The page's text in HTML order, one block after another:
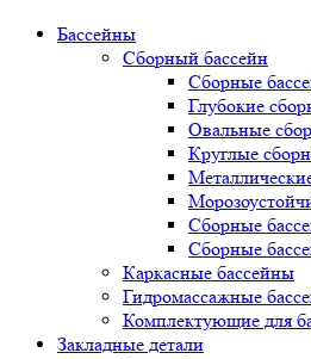
Бассейны
Сборный бассейн
Сборные
Глубокие
Овальные
Круглые
Сборные
Сборные
Каркасные бассейны
Гидромассажные
Комплектующие для
Закладные детали